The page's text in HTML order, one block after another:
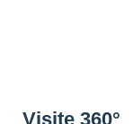
Étendoir
Visite 360°